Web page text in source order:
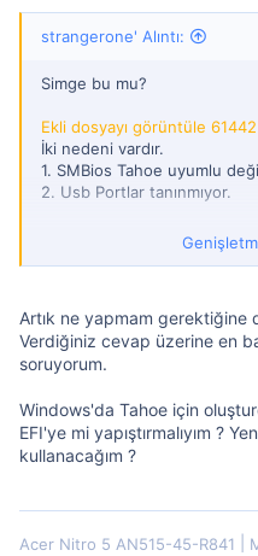
strangerone' Alıntı:
Simge bu mu?
Ekli dosyayı görüntüle 61442
İki nedeni vardır.
1. SMBios Tahoe uyumlu
2. Usb Portlar tanınmıyor.
Yukarda yazılanların
Artık ne yapmam gerektiğine
Verdiğiniz cevap üzerine en
soruyorum.
Windows'da Tahoe için
EFI'ye mi yapıştırmalıyım ?
kullanacağım ?
Acer Nitro 5 AN515-45-R841